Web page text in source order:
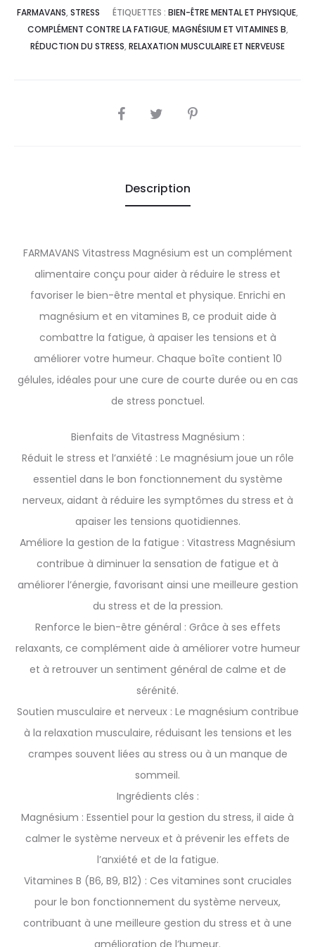
FARMAVANS, STRESS ÉTIQUETTES : BIEN-ÊTRE MENTAL ET PHYSIQUE,
COMPLÉMENT CONTRE LA FATIGUE, MAGNÉSIUM ET VITAMINES B,
RÉDUCTION DU STRESS, RELAXATION MUSCULAIRE ET NERVEUSE
SHARE
Description
FARMAVANS Vitastress Magnésium est un complément
alimentaire conçu pour aider à réduire le stress et
favoriser le bien-être mental et physique. Enrichi en
magnésium et en vitamines B, ce produit aide à
combattre la fatigue, à apaiser les tensions et à
améliorer votre humeur. Chaque boîte contient 10
gélules, idéales pour une cure de courte durée ou en cas
de stress ponctuel.
Bienfaits de Vitastress Magnésium :
Réduit le stress et l’anxiété : Le magnésium joue un rôle
essentiel dans le bon fonctionnement du système
nerveux, aidant à réduire les symptômes du stress et à
apaiser les tensions quotidiennes.
Améliore la gestion de la fatigue : Vitastress Magnésium
contribue à diminuer la sensation de fatigue et à
améliorer l’énergie, favorisant ainsi une meilleure gestion
du stress et de la pression.
Renforce le bien-être général : Grâce à ses effets
relaxants, ce complément aide à améliorer votre humeur
et à retrouver un sentiment général de calme et de
sérénité.
Soutien musculaire et nerveux : Le magnésium contribue
à la relaxation musculaire, réduisant les tensions et les
crampes souvent liées au stress ou à un manque de
sommeil.
Ingrédients clés :
Magnésium : Essentiel pour la gestion du stress, il aide à
calmer le système nerveux et à prévenir les effets de
l’anxiété et de la fatigue.
Vitamines B (B6, B9, B12) : Ces vitamines sont cruciales
pour le bon fonctionnement du système nerveux,
contribuant à une meilleure gestion du stress et à une
amélioration de l’humeur.